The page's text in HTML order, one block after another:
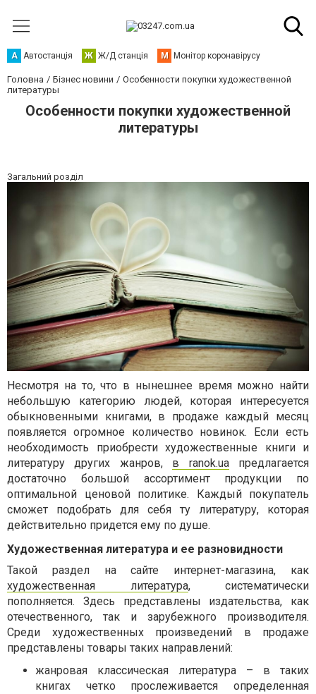
А Автостанція Ж Ж/Д станція М Монітор коронавірусу
Головна Бізнес новини
Особенности покупки художественной
литературы
Особенности покупки художественной
литературы
Загальний розділ
Несмотря на то, что в нынешнее время можно найти
небольшую категорию людей, которая интересуется
обыкновенными книгами, в продаже каждый месяц
появляется огромное количество новинок. Если есть
необходимость приобрести художественные книги и
литературу других жанров, в ranok.uaпредлагается
достаточно большой ассортимент продукции по
оптимальной ценовой политике. Каждый покупатель
сможет подобрать для себя ту литературу, которая
действительно придется ему по душе.
Художественная литература и ее разновидности
Такой раздел на сайте интернет-магазина, как
художественная литература, систематически
пополняется. Здесь представлены издательства, как
отечественного, так и зарубежного производителя.
Среди художественных произведений в продаже
представлены товары таких направлений:
жанровая классическая литература – в таких
книгах четко прослеживается определенная